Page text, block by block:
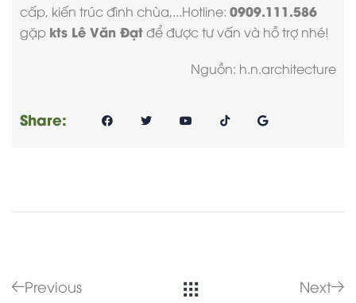
cấp, kiến trúc đình chùa,...Hotline: 0909.111.586
gặp kts Lê Văn Đạtđể được tư vấn và hỗ trợ nhé!
Nguồn: h.n.architecture
Share:
Previous Next